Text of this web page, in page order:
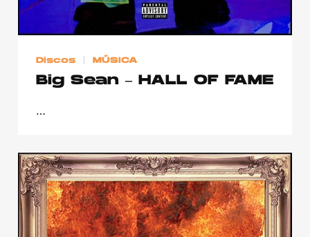
Discos MÚSICA
Big Sean – HALL OF FAME
…